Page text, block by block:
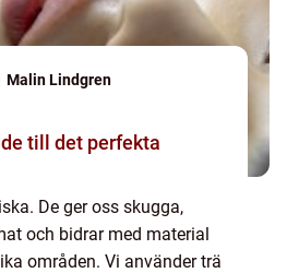
Malin Lindgren
till det perfekta
De ger oss skugga,
och bidrar med material
områden. Vi använder trä